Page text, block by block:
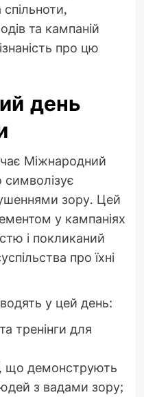
та кампаній
про цю
день
Міжнародний
символізує
зору. Цей
у кампаніях
і покликаний
про їхні
у цей день:
тренінги для
що демонструють
з вадами зору;